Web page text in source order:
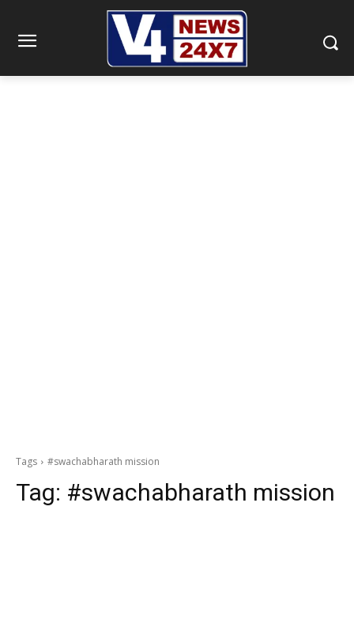
Tags #swachabharath mission
Tag: #swachabharath mission